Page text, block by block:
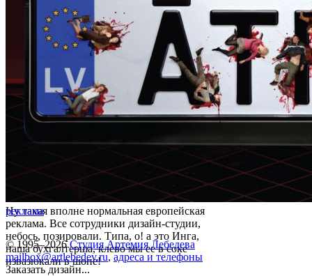
Ну такая вполне нормальная европейская
реклама. Все сотрудники дизайн-студии,
небось, позировали. Типа, о! а это Инга,
наша бухгалтерша, клево мы ее в соке
извазюкали в шопе!
реклама
© 1995–2026 Студия Артемия Лебедева
mailbox@artlebedev.ru, адреса и телефоны
Заказать дизайн...